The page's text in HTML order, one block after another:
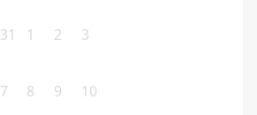
31 1 2 3
7 8 9 10